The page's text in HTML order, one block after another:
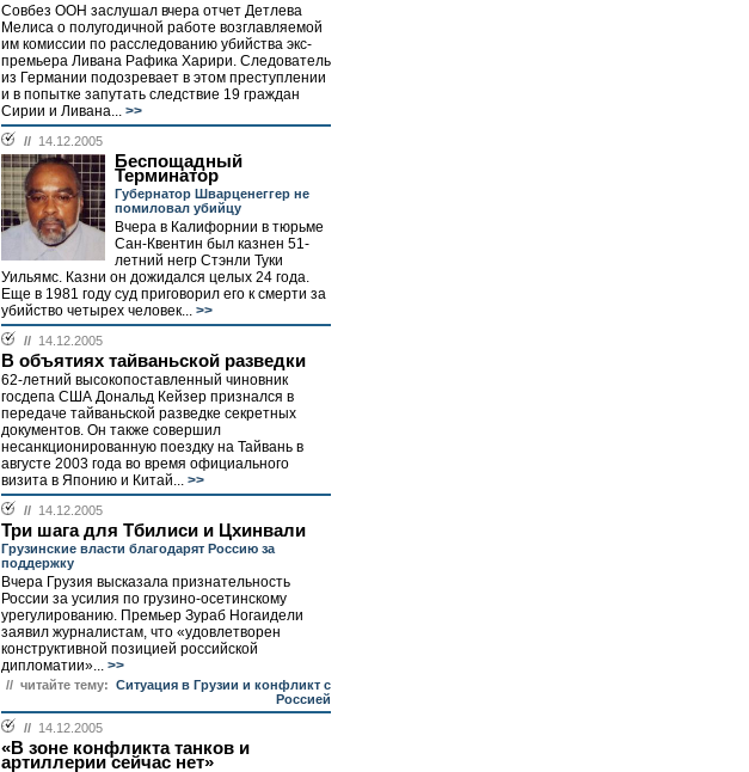
Совбез ООН заслушал вчера отчет Детлева
Мелиса о полугодичной работе возглавляемой
им комиссии по расследованию убийства экс-
премьера Ливана Рафика Харири. Следователь
из Германии подозревает в этом преступлении
и в попытке запутать следствие 19 граждан
Сирии и Ливана... >>
// 14.12.2005
Беспощадный
Терминатор
Губернатор Шварценеггер не
помиловал убийцу
Вчера в Калифорнии в тюрьме
Сан-Квентин был казнен 51-
летний негр Стэнли Туки
Уильямс. Казни он дожидался целых 24 года.
Еще в 1981 году суд приговорил его к смерти за
убийство четырех человек... >>
// 14.12.2005
В объятиях тайваньской разведки
62-летний высокопоставленный чиновник
госдепа США Дональд Кейзер признался в
передаче тайваньской разведке секретных
документов. Он также совершил
несанкционированную поездку на Тайвань в
августе 2003 года во время официального
визита в Японию и Китай... >>
// 14.12.2005
Три шага для Тбилиси и Цхинвали
Грузинские власти благодарят Россию за
поддержку
Вчера Грузия высказала признательность
России за усилия по грузино-осетинскому
урегулированию. Премьер Зураб Ногаидели
заявил журналистам, что «удовлетворен
конструктивной позицией российской
дипломатии»... >>
// читайте тему: Ситуация в Грузии и конфликт с
Россией
// 14.12.2005
«В зоне конфликта танков и
артиллерии сейчас нет»